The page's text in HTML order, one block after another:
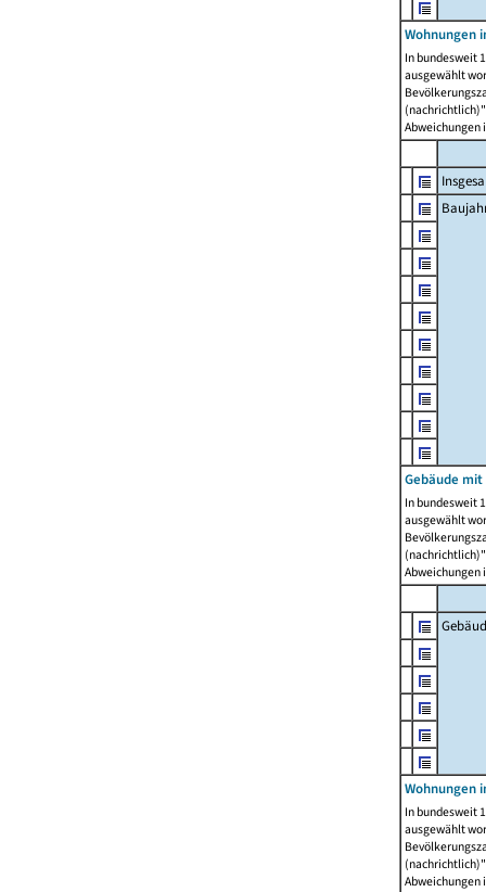
Wohnungen
In bundesweit
ausgewählt
Abweichungen
Gebäude mit
In bundesweit
ausgewählt
Abweichungen
Wohnungen
In bundesweit
ausgewählt
Abweichungen